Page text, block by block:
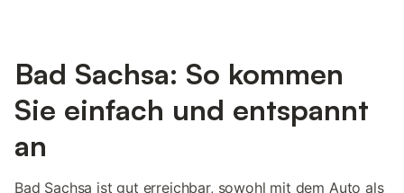
Bad Sachsa: So kommen
Sie einfach und entspannt
an
Bad Sachsa ist gut erreichbar, sowohl mit dem Auto als